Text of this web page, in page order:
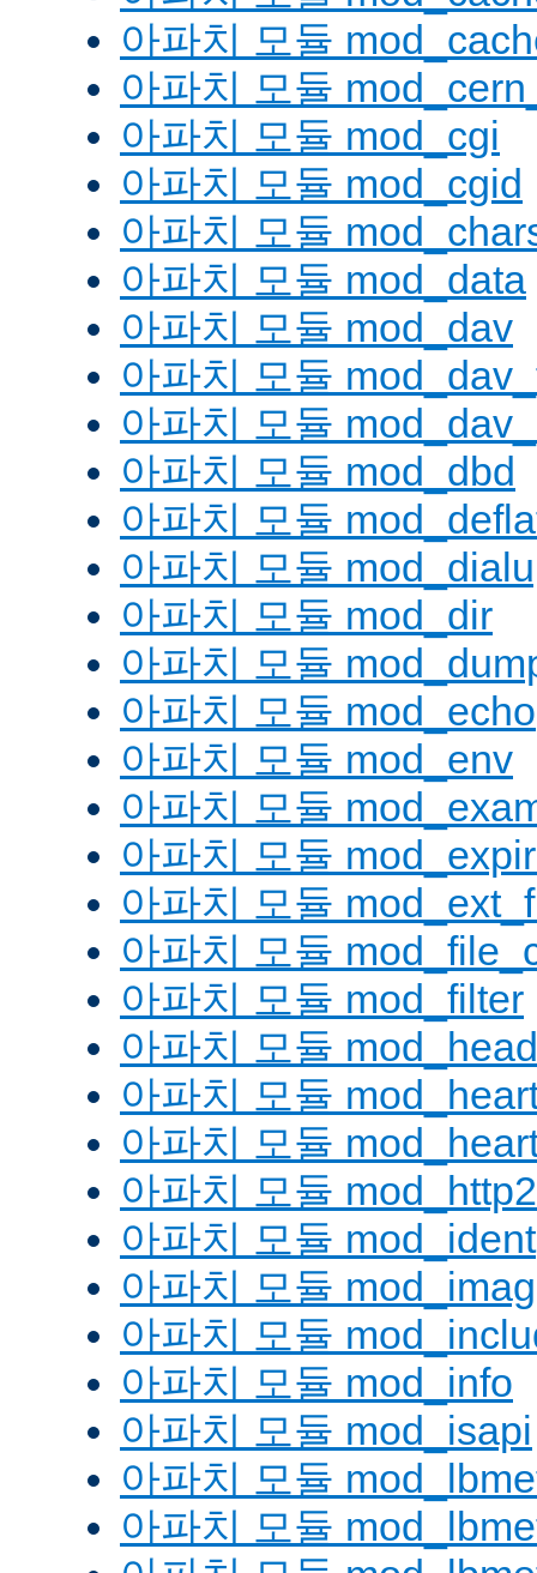
아파치 모듈
아파치 모듈
아파치 모듈 mod_cgi
아파치 모듈 mod_cgid
아파치 모듈
아파치 모듈 mod_data
아파치 모듈 mod_dav
아파치 모듈
아파치 모듈
아파치 모듈 mod_dbd
아파치 모듈
아파치 모듈
아파치 모듈 mod_dir
아파치 모듈
아파치 모듈 mod_echo
아파치 모듈 mod_env
아파치 모듈
아파치 모듈
아파치 모듈
아파치 모듈
아파치 모듈 mod_filter
아파치 모듈
아파치 모듈
아파치 모듈
아파치 모듈 mod_http2
아파치 모듈 mod_ident
아파치 모듈
아파치 모듈
아파치 모듈 mod_info
아파치 모듈 mod_isapi
아파치 모듈
아파치 모듈